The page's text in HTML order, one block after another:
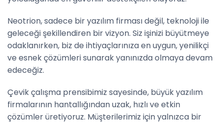
Neotrion, sadece bir yazılım firması değil, teknoloji ile
geleceği şekillendiren bir vizyon. Siz işinizi büyütmeye
odaklanırken, biz de ihtiyaçlarınıza en uygun, yenilikçi
ve esnek çözümleri sunarak yanınızda olmaya devam
edeceğiz.
Çevik çalışma prensibimiz sayesinde, büyük yazılım
firmalarının hantallığından uzak, hızlı ve etkin
çözümler üretiyoruz. Müşterilerimiz için yalnızca bir